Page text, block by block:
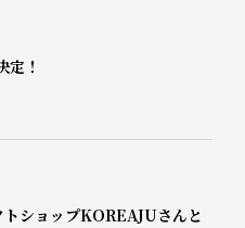
定！
トショップKOREAJUさんと